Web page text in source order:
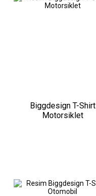
Biggdesign T-Shirt
Motorsiklet